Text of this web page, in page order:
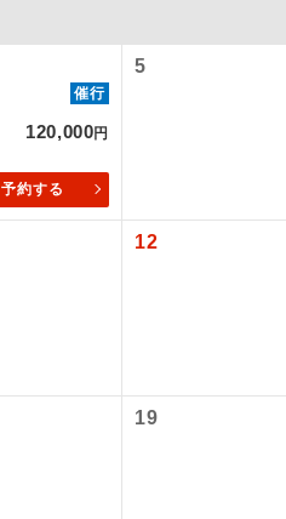
催行
120,000円
予約する
5
12
19
旅行代金に
添乗
バスガ